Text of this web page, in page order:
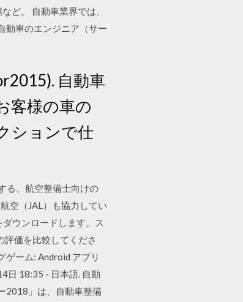
ど。 自動車業界では、
動車のエンジニア（サー
自動車
客様の車の
ションで仕
る、航空整備士向けの
空（JAL）も協力してい
ウンロードします。ス
価を比較してくださ
ゲーム: Android アプリ
日 18:35 - 日本語. 自動
2018」は、自動車整備